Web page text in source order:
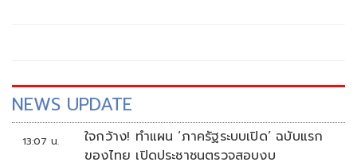
NEWS UPDATE
13:07 น.
ใจกว้าง! ทำแผน ‘ภาครัฐระบบเปิด’ ฉบับแรก
ของไทย เปิดประชาชนตรวจสอบงบ